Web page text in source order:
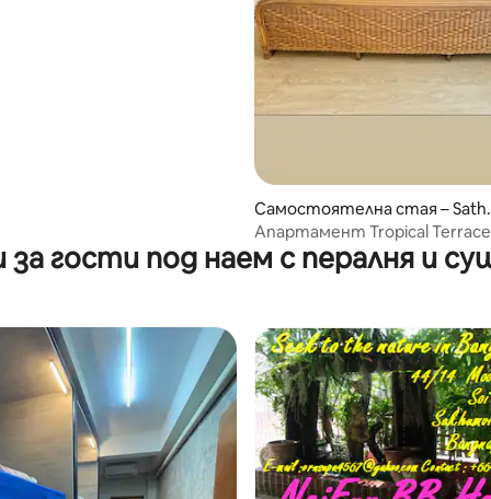
5, 3 отзива
Самостоятелна стая –
n
Апартамент Tropical Terrace
@BTS и улична храна
гости под наем с пералня и